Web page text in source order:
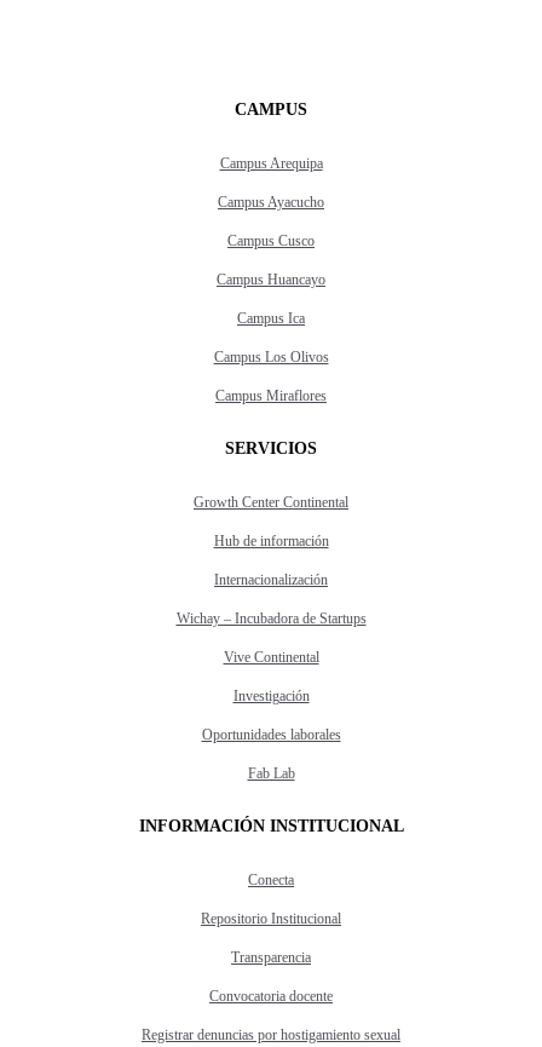
CAMPUS
Campus Arequipa
Campus Ayacucho
Campus Cusco
Campus Huancayo
Campus Ica
Campus Los Olivos
Campus Miraflores
SERVICIOS
Growth Center Continental
Hub de información
Internacionalización
Wichay – Incubadora de Startups
Vive Continental
Investigación
Oportunidades laborales
Fab Lab
INFORMACIÓN INSTITUCIONAL
Conecta
Repositorio Institucional
Transparencia
Convocatoria docente
Registrar denuncias por hostigamiento sexual